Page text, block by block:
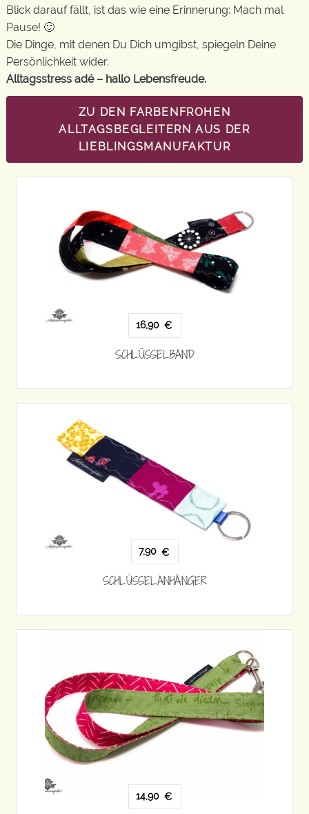
Blick darauf fällt, ist das wie eine Erinnerung: Mach mal
Pause! 🙂
Die Dinge, mit denen Du Dich umgibst, spiegeln Deine
Persönlichkeit wider.
Alltagsstress adé – hallo Lebensfreude.
ZU DEN FARBENFROHEN
ALLTAGSBEGLEITERN AUS DER
LIEBLINGSMANUFAKTUR
16,90 €
SCHLÜSSELBAND
7,90 €
SCHLÜSSELANHÄNGER
14,90 €